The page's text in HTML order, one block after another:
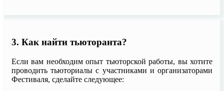
3. Как найти тьюторанта?
Если вам необходим опыт тьюторской работы, вы хотите
проводить тьюториалы с участниками и организаторами
Фестиваля, сделайте следующее: